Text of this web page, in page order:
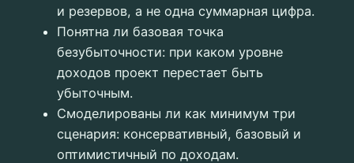
и резервов, а не одна суммарная цифра.
Понятна ли базовая точка
безубыточности: при каком уровне
доходов проект перестает быть
убыточным.
Смоделированы ли как минимум три
сценария: консервативный, базовый и
оптимистичный по доходам.